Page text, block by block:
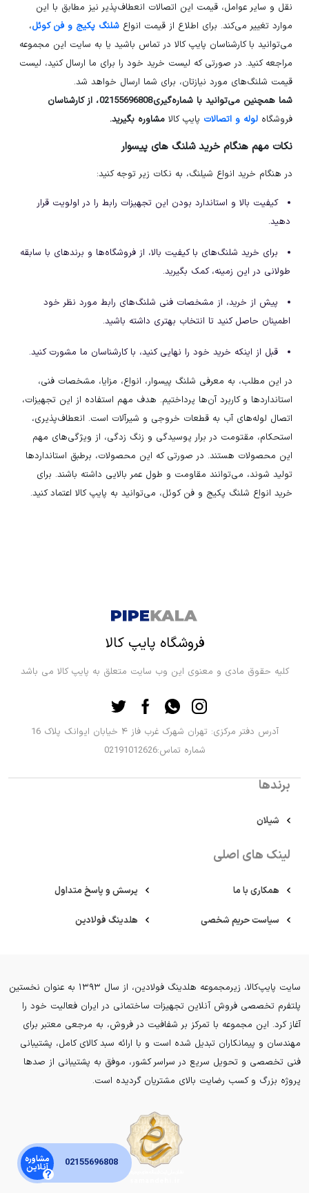
نقل و سایر عوامل، قیمت این اتصالات انعطاف‌پذیر نیز مطابق با این
موارد تغییر می‌کند. برای اطلاع از قیمت انواع شلنگ پکیج و فن کوئل،
می‌توانید با کارشناسان پایپ کالا در تماس باشید یا به سایت این مجموعه
مراجعه کنید. در صورتی که لیست خرید خود را برای ما ارسال کنید، لیست
قیمت شلنگ‌های مورد نیازتان، برای شما ارسال خواهد شد.
شما همچنین می‌توانید با شماره‌گیری02155696808، از کارشناسان
فروشگاه لوله و اتصالات پایپ کالا مشاوره بگیرید.
نکات مهم هنگام خرید شلنگ های پیسوار
در هنگام خرید انواع شیلنگ، به نکات زیر توجه کنید:
کیفیت بالا و استاندارد بودن این تجهیزات رابط را در اولویت قرار
دهید.
برای خرید شلنگ‌های با کیفیت بالا، از فروشگاه‌ها و برندهای با سابقه
طولانی در این زمینه، کمک بگیرید.
پیش از خرید، از مشخصات فنی شلنگ‌های رابط مورد نظر خود
اطمینان حاصل کنید تا انتخاب بهتری داشته باشید.
قبل از اینکه خرید خود را نهایی کنید، با کارشناسان ما مشورت کنید.
در این مطلب، به معرفی شلنگ پیسوار، انواع، مزایا، مشخصات فنی،
استانداردها و کاربرد آن‌ها پرداختیم. هدف مهم استفاده از این تجهیزات،
اتصال لوله‌های آب به قطعات خروجی و شیرآلات است. انعطاف‌پذیری،
استحکام، مقتومت در برار پوسیدگی و زنگ زدگی، از ویژگی‌های مهم
این محصولات هستند. در صورتی که این محصولات، برطبق استانداردها
تولید شوند، می‌توانند مقاومت و طول عمر بالایی داشته باشند. برای
خرید انواع شلنگ پکیج و فن کوئل، می‌توانید به پایپ کالا اعتماد کنید.
فروشگاه پایپ کالا
کلیه حقوق مادی و معنوی این وب سایت متعلق به پایپ کالا می باشد
آدرس دفتر مرکزی: تهران شهرک غرب فاز ۴ خیابان ایوانک پلاک 16
شماره تماس:02191012626
برندها
شیلان
لینک های اصلی
همکاری با ما پرسش و پاسخ متداول
سیاست حریم شخصی هلدینگ فولادین
سایت پایپ‌کالا، زیرمجموعه هلدینگ فولادین، از سال ۱۳۹۳ به عنوان نخستین
پلتفرم تخصصی فروش آنلاین تجهیزات ساختمانی در ایران فعالیت خود را
آغاز کرد. این مجموعه با تمرکز بر شفافیت در فروش، به مرجعی معتبر برای
مهندسان و پیمانکاران تبدیل شده است و با ارائه سبد کالای کامل، پشتیبانی
فنی تخصصی و تحویل سریع در سراسر کشور، موفق به پشتیبانی از صدها
پروژه بزرگ و کسب رضایت بالای مشتریان گردیده است.
مشاوره
آنلاین 02155696808